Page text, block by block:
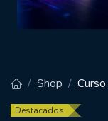
Shop
Destacados